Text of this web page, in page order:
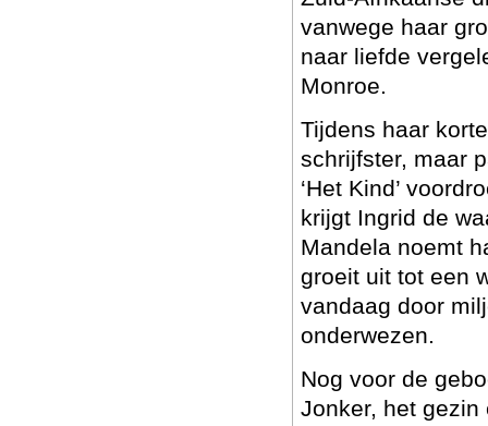
vanwege haar
naar liefde
Monroe.
Tijdens haar
schrijfster, maar
‘Het Kind’
krijgt Ingrid de
Mandela noemt
groeit uit tot een
vandaag door
onderwezen.
Nog voor de
Jonker, het